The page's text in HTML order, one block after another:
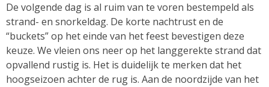
De volgende dag is al ruim van te voren bestempeld als
strand- en snorkeldag. De korte nachtrust en de
“buckets” op het einde van het feest bevestigen deze
keuze. We vleien ons neer op het langgerekte strand dat
opvallend rustig is. Het is duidelijk te merken dat het
hoogseizoen achter de rug is. Aan de noordzijde van het